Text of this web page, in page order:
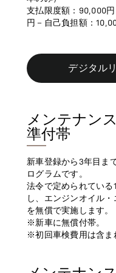
支払限度額：90,000
円－自己負担額：
デジタル
メンテナン
準付帯
新車登録から3年目ま
ログラムです。
法令で定められてい
し、エンジンオイル
を無償で実施します。
※新車に無償付帯。
※初回車検費用は含ま